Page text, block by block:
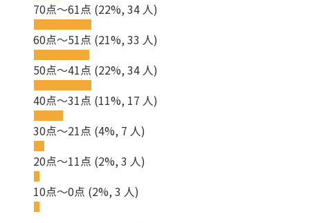
70点～61点 (22%, 34 人)
60点～51点 (21%, 33 人)
50点～41点 (22%, 34 人)
40点～31点 (11%, 17 人)
30点～21点 (4%, 7 人)
20点～11点 (2%, 3 人)
10点～0点 (2%, 3 人)